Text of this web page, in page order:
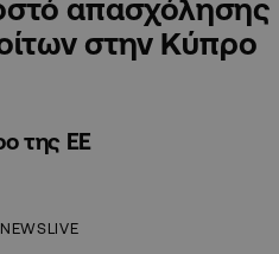
απασχόλησης
στην Κύπρο
της ΕΕ